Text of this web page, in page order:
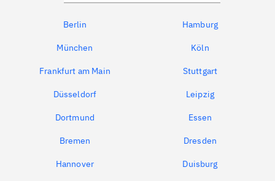
Berlin Hamburg
München Köln
Frankfurt am Main Stuttgart
Düsseldorf Leipzig
Dortmund Essen
Bremen Dresden
Hannover Duisburg